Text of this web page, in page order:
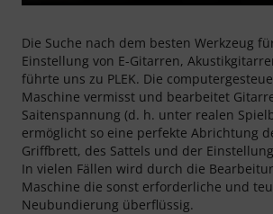
Die Suche nach dem besten Werkzeug
Einstellung von E-Gitarren,
führte uns zu PLEK. Die
Maschine vermisst und bearbeitet
Saitenspannung (d. h. unter realen
ermöglicht so eine perfekte Abrichtung
Griffbrett, des Sattels und der
In vielen Fällen wird durch die
Maschine die sonst erforderliche und
Neubundierung überflüssig.